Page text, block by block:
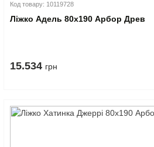
Код товару: 10119728
Ліжко Адель 80x190 Арбор Древ
15.534 грн